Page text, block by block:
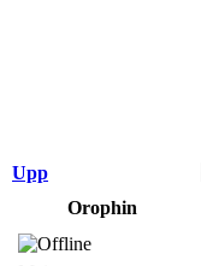
Upp
Orophin